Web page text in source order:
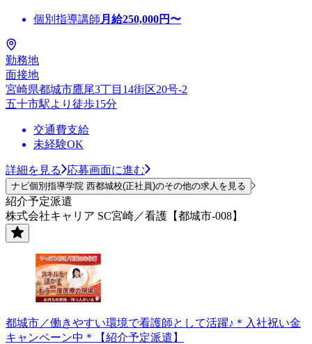
個別指導講師 月給250,000円〜
勤務地
面接地
宮崎県都城市鷹尾3丁目14街区20号-2
五十市駅より徒歩15分
交通費支給
未経験OK
詳細を見る 応募画面に進む
ナビ個別指導学院 西都城校(正社員)のその他の求人を見る
紹介予定派遣
株式会社キャリア SC宮崎／看護【都城市-008】
都城市／働きやすい環境で看護師として活躍♪＊入社祝い金
キャンペーン中＊【紹介予定派遣】